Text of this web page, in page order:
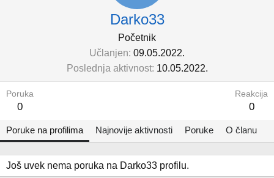
Darko33
Početnik
Učlanjen 09.05.2022.
Poslednja aktivnost 10.05.2022.
Poruka
0
Reakcija
0
Poruke na profilima Najnovije aktivnosti Poruke O članu
Još uvek nema poruka na Darko33 profilu.